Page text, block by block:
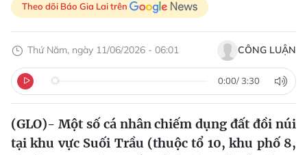
Theo dõi Báo Gia Lai trên
Thứ Năm, ngày 11/06/2026 - 06:01 CÔNG LUẬN
0:00/ 3:30
(GLO)- Một số cá nhân chiếm dụng đất đồi núi
tại khu vực Suối Trầu (thuộc tổ 10, khu phố 8,